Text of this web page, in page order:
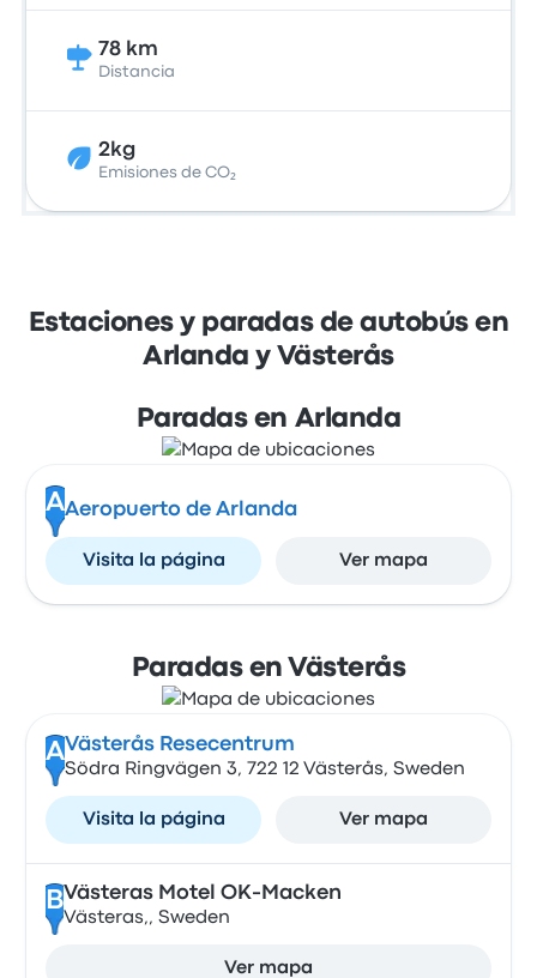
78 km
Distancia
2kg
Emisiones de CO₂
Estaciones y paradas de autobús en
Arlanda y Västerås
Paradas en Arlanda
AAeropuerto de Arlanda
Visita la página Ver mapa
Paradas en Västerås
AVästerås Resecentrum
Södra Ringvägen 3, 722 12 Västerås, Sweden
Visita la página Ver mapa
BVästeras Motel OK-Macken
Västeras,, Sweden
Ver mapa